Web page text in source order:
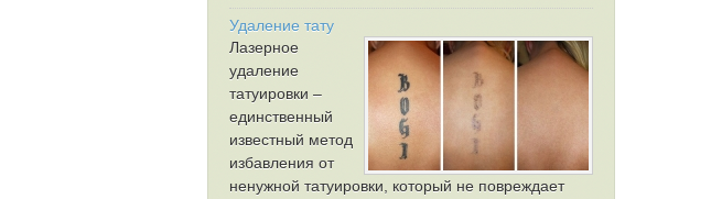
Удаление тату
Лазерное
удаление
татуировки –
единственный
известный метод
избавления от
ненужной татуировки, который не повреждает